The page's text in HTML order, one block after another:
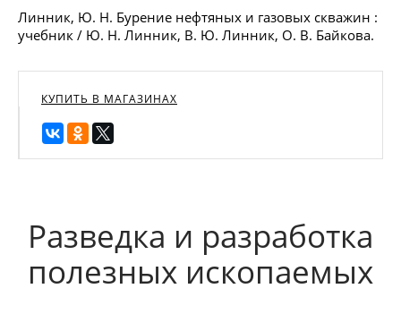
Линник, Ю. Н. Бурение нефтяных и газовых скважин :
учебник / Ю. Н. Линник, В. Ю. Линник, О. В. Байкова.
КУПИТЬ В МАГАЗИНАХ
Разведка и разработка
полезных ископаемых